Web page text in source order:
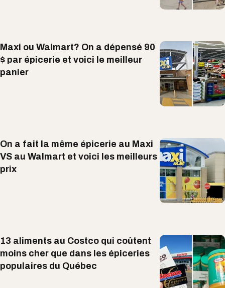
Maxi ou Walmart? On a dépensé 90
$ par épicerie et voici le meilleur
panier
On a fait la même épicerie au Maxi
VS au Walmart et voici les meilleurs
prix
13 aliments au Costco qui coûtent
moins cher que dans les épiceries
populaires du Québec